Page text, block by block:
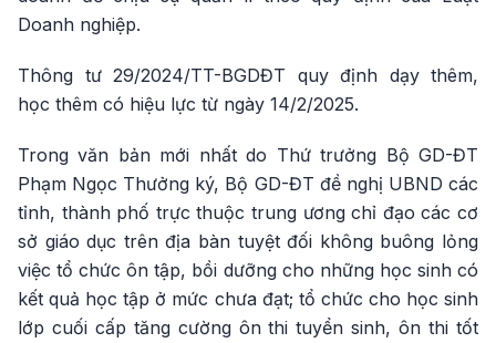
Doanh nghiệp.
Thông tư 29/2024/TT-BGDĐT quy định dạy thêm,
học thêm có hiệu lực từ ngày 14/2/2025.
Trong văn bản mới nhất do Thứ trưởng Bộ GD-ĐT
Phạm Ngọc Thưởng ký, Bộ GD-ĐT đề nghị UBND các
tỉnh, thành phố trực thuộc trung ương chỉ đạo các cơ
sở giáo dục trên địa bàn tuyệt đối không buông lỏng
việc tổ chức ôn tập, bồi dưỡng cho những học sinh có
kết quả học tập ở mức chưa đạt; tổ chức cho học sinh
lớp cuối cấp tăng cường ôn thi tuyển sinh, ôn thi tốt